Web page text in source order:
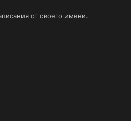
от своего имени.